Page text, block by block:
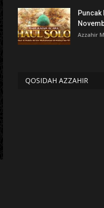
Azzahir
QOSIDAH AZZAHIR